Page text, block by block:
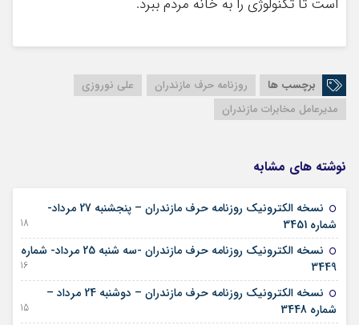
برچسب ها روزنامه حرف مازندران
علی نوروزی
مدیرعامل مخابرات مازندران
نوشته های مشابه
نسخه الکترونیک روزنامه حرف مازندران – پنجشنبه 27 مرداد-
شماره 3451
18 آگوست 2022
نسخه الکترونیک روزنامه حرف مازندران -سه شنبه 25 مرداد- شماره
3449
16 آگوست 2022
نسخه الکترونیک روزنامه حرف مازندران – دوشنبه 24 مرداد –
شماره 3448
15 آگوست 2022